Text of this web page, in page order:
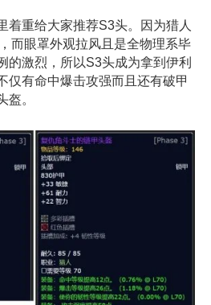
着重给大家推荐S3头。因为猎人
而眼罩外观拉风且是全物理系毕
的激烈，所以S3头成为拿到伊利
仅有命中爆击攻强而且还有破甲
盔。